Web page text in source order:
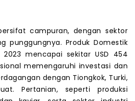
campuran, dengan sektor
punggungnya. Produk Domestik
mencapai sekitar USD 454
memengaruhi investasi dan
dengan Tiongkok, Turki,
Pertanian, seperti produksi